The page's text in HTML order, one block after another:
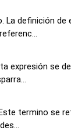
La definición de
expresión se
termino se